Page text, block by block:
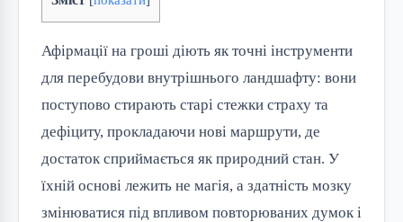
Афірмації на гроші діють як точні інструменти
для перебудови внутрішнього ландшафту: вони
поступово стирають старі стежки страху та
дефіциту, прокладаючи нові маршрути, де
достаток сприймається як природний стан. У
їхній основі лежить не магія, а здатність мозку
змінюватися під впливом повторюваних думок і